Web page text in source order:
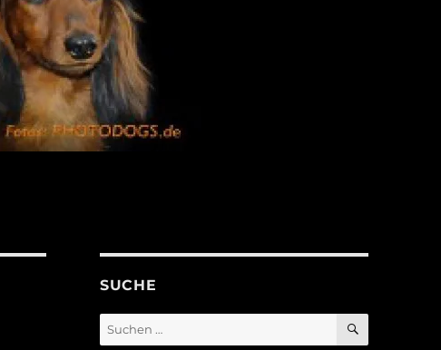
SUCHE
Suchen
nach:
SUCHEN